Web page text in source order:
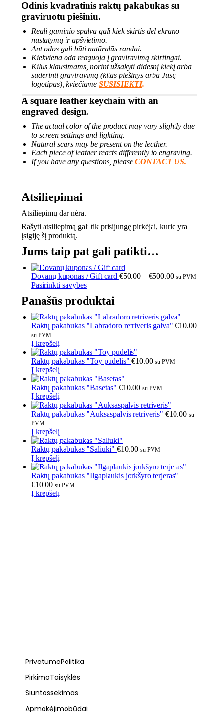
Odinis kvadratinis raktų pakabukas su
graviruotu piešiniu.
Reali gaminio spalva gali kiek skirtis dėl ekrano
nustatymų ir apšvietimo.
Ant odos gali būti natūralūs randai.
Kiekviena oda reaguoja į graviravimą skirtingai.
Kilus klausimams, norint užsakyti didesnį kiekį arba
suderinti graviravimą (kitas piešinys arba Jūsų
logotipas), kviečiame SUSISIEKTI.
A square leather keychain with an
engraved design.
The actual color of the product may vary slightly due
to screen settings and lighting.
Natural scars may be present on the leather.
Each piece of leather reacts differently to engraving.
If you have any questions, please CONTACT US.
Atsiliepimai
Atsiliepimų dar nėra.
Rašyti atsiliepimą gali tik prisijungę pirkėjai, kurie yra
įsigiję šį produktą.
Jums taip pat gali patikti…
Dovanų kuponas / Gift card €50.00 – €500.00 su PVM
Pasirinkti savybes
Panašūs produktai
Raktų pakabukas "Labradoro retriveris galva" €10.00
su PVM
Į krepšelį
Raktų pakabukas "Toy pudelis" €10.00 su PVM
Į krepšelį
Raktų pakabukas "Basetas" €10.00 su PVM
Į krepšelį
Raktų pakabukas "Auksaspalvis retriveris" €10.00 su
PVM
Į krepšelį
Raktų pakabukas "Saliuki" €10.00 su PVM
Į krepšelį
Raktų pakabukas "Ilgaplaukis jorkšyro terjeras"
€10.00 su PVM
Į krepšelį
Privatumo Politika
Pirkimo Taisyklės
Siuntos sekimas
Apmokėjimo būdai